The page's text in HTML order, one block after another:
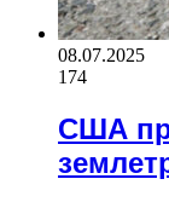
08.07.2025
174
США